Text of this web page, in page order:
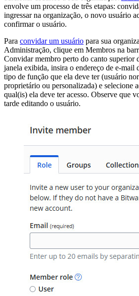
envolve um processo de três etapas:
ingressar na organização, o novo usuário
confirmar o usuário.
Para convidar um usuário para sua
Administração, clique em Membros na
Convidar membro perto do canto superior
janela exibida, insira o endereço de e-mail
tipo de função que ela deve ter (usuário
proprietário ou personalizada) e selecione
qual(is) ela deve ter acesso. Observe que
tarde editando o usuário.